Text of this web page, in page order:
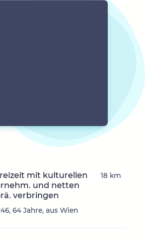
mit kulturellen
und netten
verbringen
64 Jahre, aus Wien
18 km